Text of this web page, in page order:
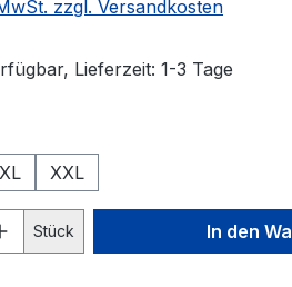
zzgl. Versandkosten
Lieferzeit: 1-3 Tage
XL XXL
Anzahl: Gib den
Stück In den